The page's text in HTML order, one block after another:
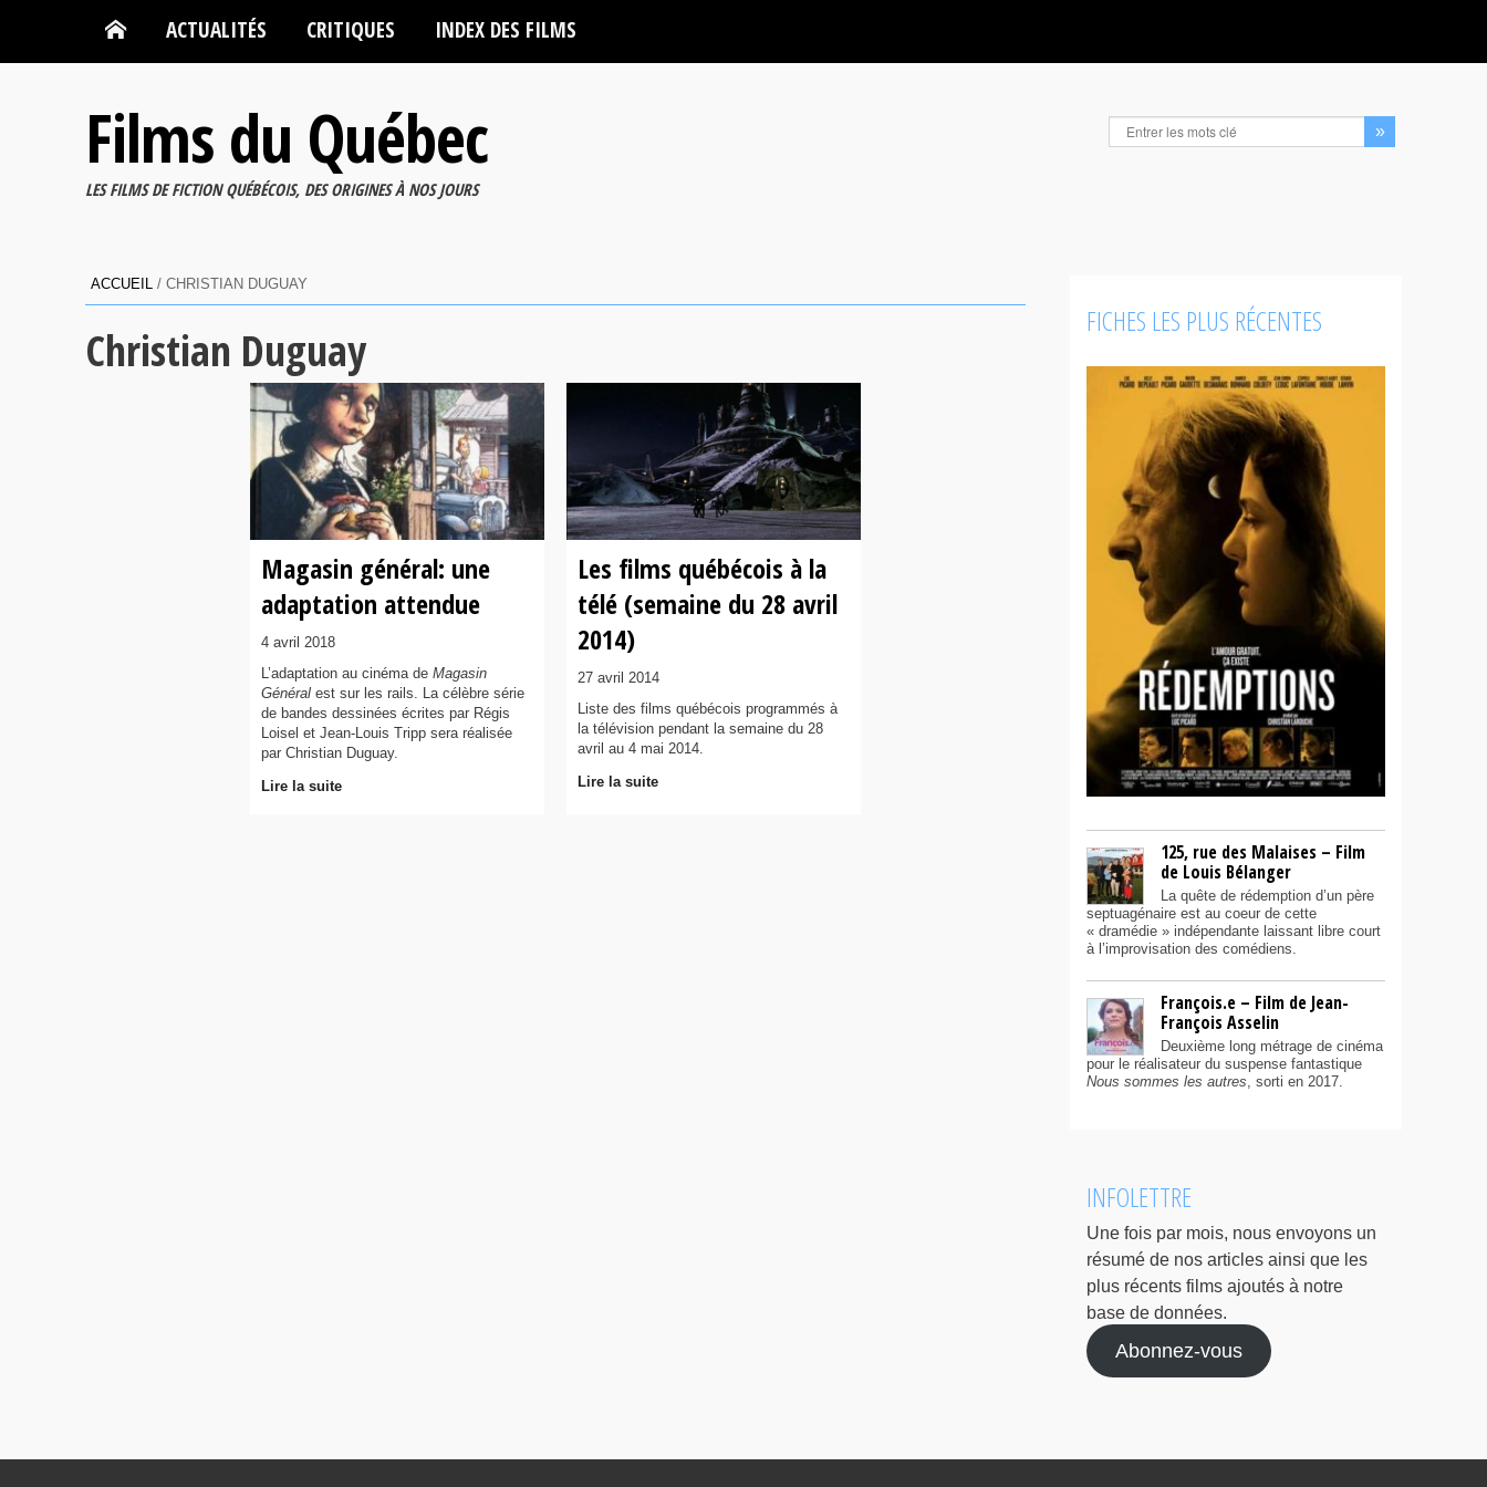
ACTUALITÉS CRITIQUES INDEX DES FILMS
Films du Québec
LES FILMS DE FICTION QUÉBÉCOIS, DES ORIGINES À NOS JOURS
ACCUEIL / CHRISTIAN DUGUAY
Christian Duguay
Magasin général: une
adaptation attendue
4 avril 2018
L’adaptation au cinéma de Magasin
Général est sur les rails. La célèbre série
de bandes dessinées écrites par Régis
Loisel et Jean-Louis Tripp sera réalisée
par Christian Duguay.
Lire la suite
Les films québécois à la
télé (semaine du 28 avril
2014)
27 avril 2014
Liste des films québécois programmés à
la télévision pendant la semaine du 28
avril au 4 mai 2014.
Lire la suite
FICHES LES PLUS RÉCENTES
125, rue des Malaises – Film
de Louis Bélanger
La quête de rédemption d’un père
septuagénaire est au coeur de cette
« dramédie » indépendante laissant libre court
à l’improvisation des comédiens.
François.e – Film de Jean-
François Asselin
Deuxième long métrage de cinéma
pour le réalisateur du suspense fantastique
Nous sommes les autres, sorti en 2017.
INFOLETTRE
Une fois par mois, nous envoyons un
résumé de nos articles ainsi que les
plus récents films ajoutés à notre
base de données.
Abonnez-vous